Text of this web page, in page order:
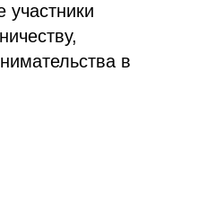
участники
в